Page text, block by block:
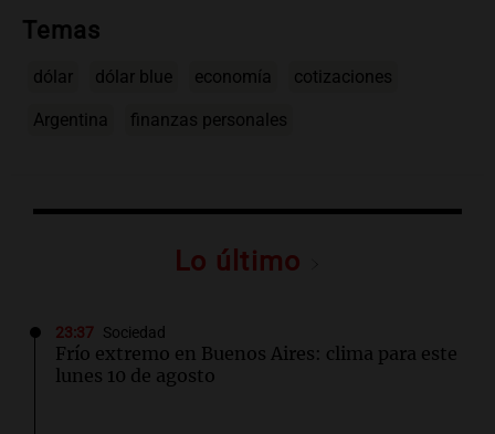
Temas
dólar dólar blue economía cotizaciones
Argentina finanzas personales
Lo último
23:37 Sociedad
Frío extremo en Buenos Aires: clima para este
lunes 10 de agosto